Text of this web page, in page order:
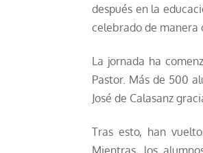
después en la
celebrado de manera
La jornada ha
Pastor. Más de 500
José de Calasanz
Tras esto, han
Mientras, los